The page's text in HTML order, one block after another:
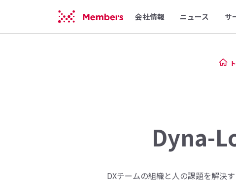
会社情報 ニュース サ
Dyna-
DXチームの組織と人の課題を解決